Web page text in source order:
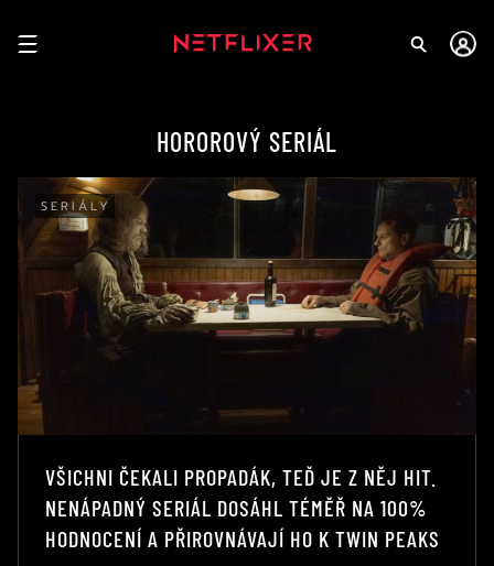
HOROROVÝ SERIÁL
SERIÁLY
VŠICHNI ČEKALI PROPADÁK, TEĎ JE Z NĚJ HIT.
NENÁPADNÝ SERIÁL DOSÁHL TÉMĚŘ NA 100%
HODNOCENÍ A PŘIROVNÁVAJÍ HO K TWIN PEAKS